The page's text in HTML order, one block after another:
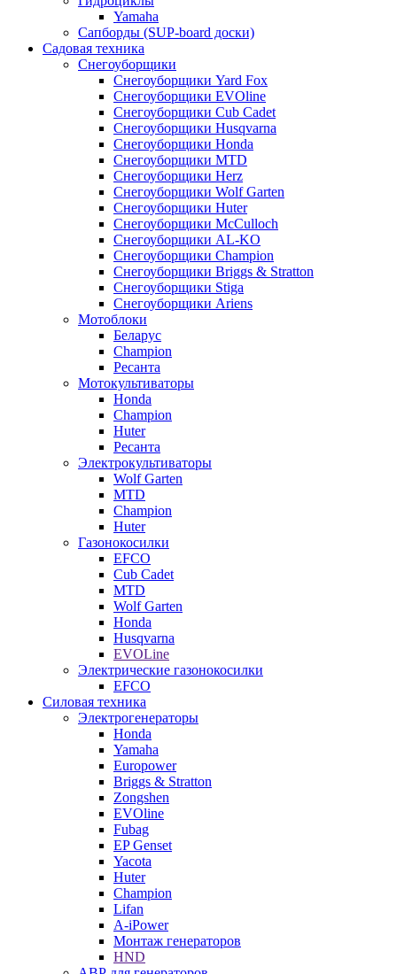
Yamaha
Сапборды (SUP-board доски)
Садовая техника
Снегоуборщики
Снегоуборщики Yard Fox
Снегоуборщики EVOline
Снегоуборщики Cub Cadet
Снегоуборщики Husqvarna
Снегоуборщики Honda
Снегоуборщики MTD
Снегоуборщики Herz
Снегоуборщики Wolf Garten
Снегоуборщики Huter
Снегоуборщики McCulloch
Снегоуборщики AL-KO
Снегоуборщики Champion
Снегоуборщики Briggs & Stratton
Снегоуборщики Stiga
Снегоуборщики Ariens
Мотоблоки
Беларус
Champion
Ресанта
Мотокультиваторы
Honda
Champion
Huter
Ресанта
Электрокультиваторы
Wolf Garten
MTD
Champion
Huter
Газонокосилки
EFCO
Cub Cadet
MTD
Wolf Garten
Honda
Husqvarna
EVOLine
Электрические газонокосилки
EFCO
Силовая техника
Электрогенераторы
Honda
Yamaha
Europower
Briggs & Stratton
Zongshen
EVOline
Fubag
EP Genset
Yacota
Huter
Champion
Lifan
A-iPower
Монтаж генераторов
HND